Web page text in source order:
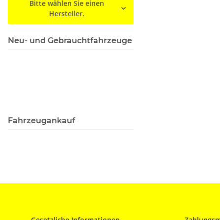
Bitte wählen Sie einen
Hersteller.
Neu- und Gebrauchtfahrzeuge
Fahrzeugankauf